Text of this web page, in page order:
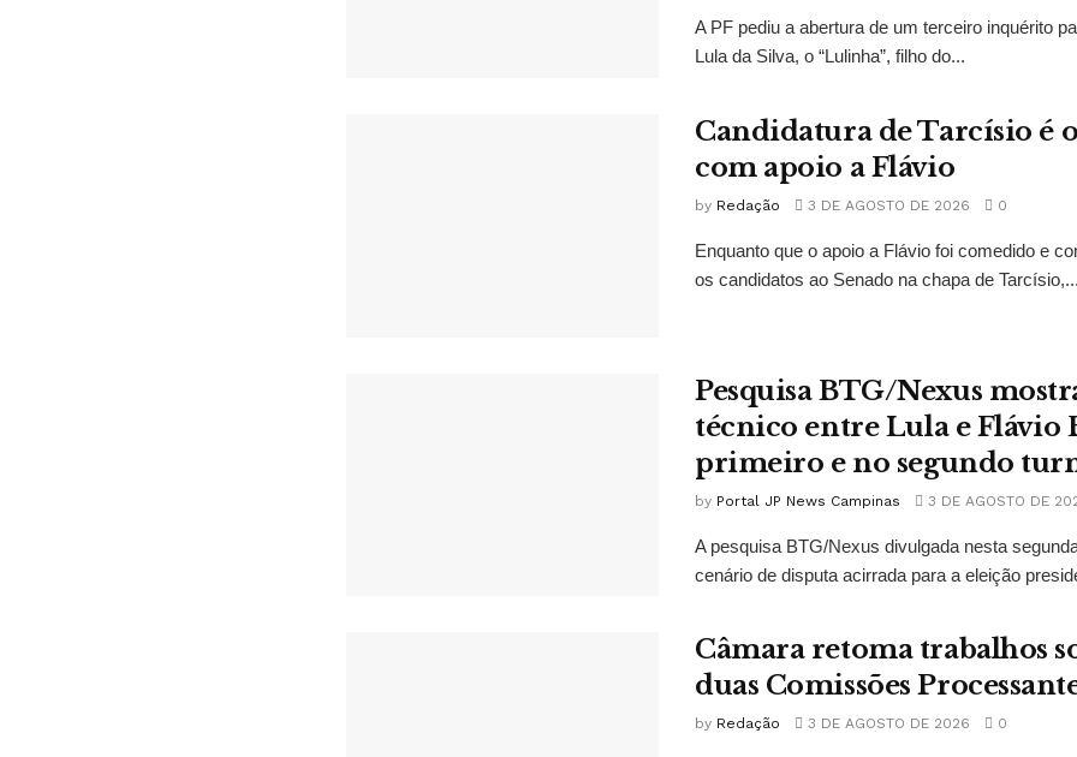
A PF pediu a abertura de um terceiro inquérito
Lula da Silva, o “Lulinha”, filho do...
Candidatura de Tarcísio é
com apoio a Flávio
by Redação 3 DE AGOSTO DE 2026 0
Enquanto que o apoio a Flávio foi comedido e
os candidatos ao Senado na chapa de Tarcísio,...
Pesquisa BTG/Nexus
técnico entre Lula e Flávio
primeiro e no segundo
by Portal JP News Campinas 3 DE AGOSTO DE
A pesquisa BTG/Nexus divulgada nesta
cenário de disputa acirrada para a eleição
Câmara retoma trabalhos
duas Comissões
by Redação 3 DE AGOSTO DE 2026 0